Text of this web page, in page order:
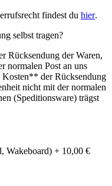
findest du hier.
selbst tragen?
Rücksendung der Waren,
normalen Post an uns
Kosten** der Rücksendung
nicht mit der normalen
(Speditionsware) trägst
Wakeboard) + 10,00 €